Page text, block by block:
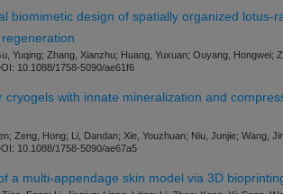
biomimetic design of spatially organized lotus-
Yuqing; Zhang, Xianzhu; Huang, Yuxuan; Ouyang, Hongwei;
10.1088/1758-5090/ae61f6
with innate mineralization and
Zeng, Hong; Li, Dandan; Xie, Youzhuan; Niu, Junjie; Wang,
10.1088/1758-5090/ae67a5
a multi-appendage skin model via 3D